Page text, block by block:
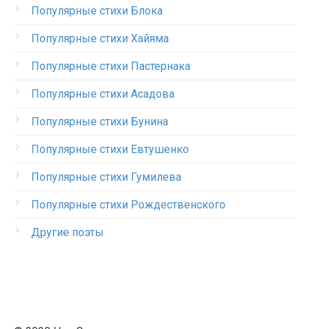
Популярные стихи Блока
Популярные стихи Хайяма
Популярные стихи Пастернака
Популярные стихи Асадова
Популярные стихи Бунина
Популярные стихи Евтушенко
Популярные стихи Гумилева
Популярные стихи Рождественского
Другие поэты